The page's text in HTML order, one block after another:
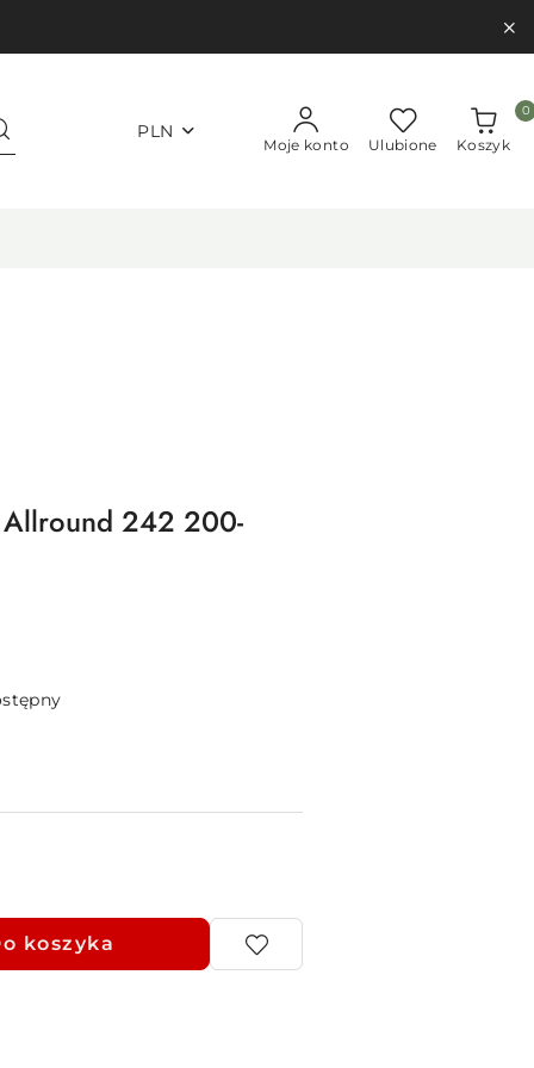
PLN
Moje konto Ulubione Koszyk
0
Allround 242 200-
koszyka